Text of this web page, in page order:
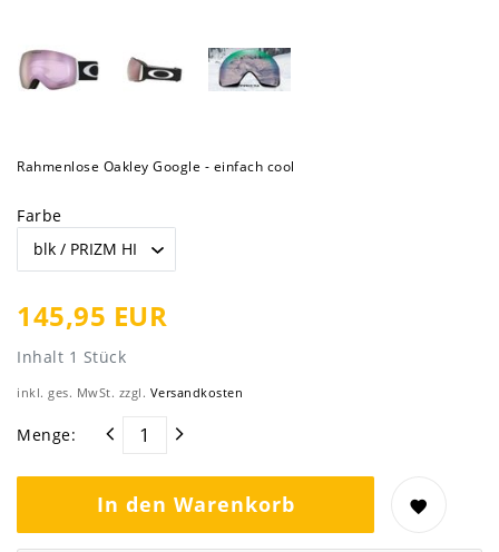
Rahmenlose Oakley Google - einfach cool
Farbe
145,95 EUR
Inhalt 1 Stück
inkl. ges. MwSt. zzgl. Versandkosten
Menge:
In den Warenkorb